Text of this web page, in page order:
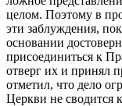
целом. Поэтому в
эти заблуждения,
основании
присоединиться к
отверг их и принял
отметил, что дело
Церкви не сводится